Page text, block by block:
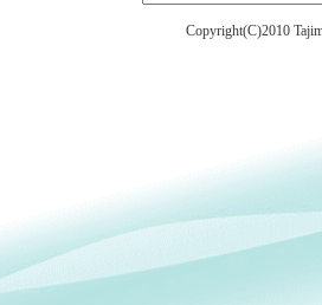
Copyright(C)2010